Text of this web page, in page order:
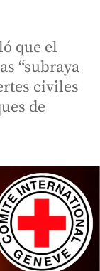
que el
“subraya
civiles
de